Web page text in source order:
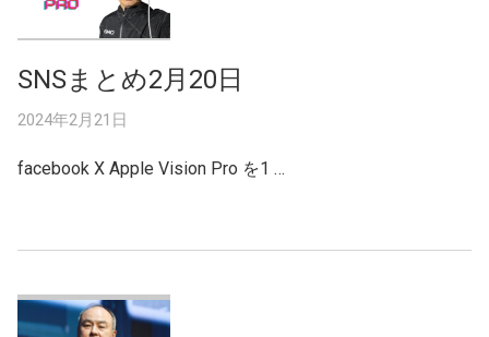
SNSまとめ2月20日
2024年2月21日
facebook X Apple Vision Pro を1 …